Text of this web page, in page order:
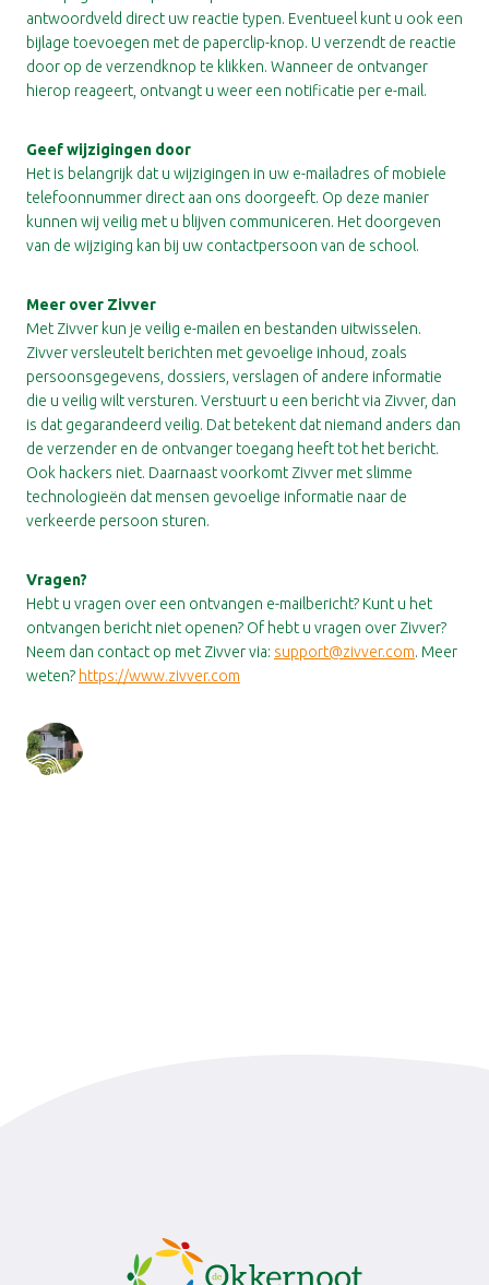
antwoordveld direct uw reactie typen. Eventueel kunt u ook een
bijlage toevoegen met de paperclip-knop. U verzendt de reactie
door op de verzendknop te klikken. Wanneer de ontvanger
hierop reageert, ontvangt u weer een notificatie per e-mail.
Geef wijzigingen door
Het is belangrijk dat u wijzigingen in uw e-mailadres of mobiele
telefoonnummer direct aan ons doorgeeft. Op deze manier
kunnen wij veilig met u blijven communiceren. Het doorgeven
van de wijziging kan bij uw contactpersoon van de school.
Meer over Zivver
Met Zivver kun je veilig e-mailen en bestanden uitwisselen.
Zivver versleutelt berichten met gevoelige inhoud, zoals
persoonsgegevens, dossiers, verslagen of andere informatie
die u veilig wilt versturen. Verstuurt u een bericht via Zivver, dan
is dat gegarandeerd veilig. Dat betekent dat niemand anders dan
de verzender en de ontvanger toegang heeft tot het bericht.
Ook hackers niet. Daarnaast voorkomt Zivver met slimme
technologieën dat mensen gevoelige informatie naar de
verkeerde persoon sturen.
Vragen?
Hebt u vragen over een ontvangen e-mailbericht? Kunt u het
ontvangen bericht niet openen? Of hebt u vragen over Zivver?
Neem dan contact op met Zivver via: support@zivver.com. Meer
weten? https://www.zivver.com